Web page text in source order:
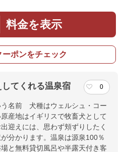
料金を表示
ーポンをチェック
てくれる温泉宿 0
う名前 犬種はウェルシュ・コー
産地はイギリスで牧畜犬として
迎えには、思わず頬ずりしたく
分かります。温泉は源泉100％
と無料貸切風呂や半露天付き客